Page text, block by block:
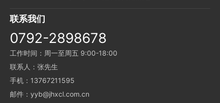
联系我们
0792-2898678
工作时间：周一至周五 9:00-18:00
联系人：张先生
手机：13767211595
邮件：yyb@jhxcl.com.cn